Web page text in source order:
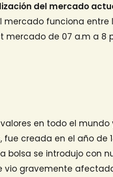
del mercado
mercado funciona entre
mercado de 07 a.m a 8
en todo el
creada en el año de
bolsa se introdujo con
vio gravemente